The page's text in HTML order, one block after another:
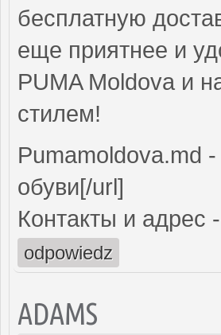
бесплатную
еще приятнее и
PUMA Moldova и
стилем!
Pumamoldova.md
обуви[/url]
Контакты и адрес
odpowiedz
ADAMS